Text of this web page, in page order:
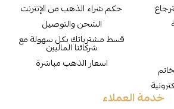
حكم شراء الذهب من الإنترنت
الشحن والتوصيل
قسط مشترياتك بكل سهولة مع
شركائنا الماليين
اسعار الذهب مباشرة
خدمة العملاء